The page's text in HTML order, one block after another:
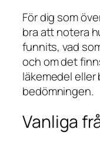
För dig som
bra att notera
funnits, vad
och om det
läkemedel
bedömningen.
Vanliga